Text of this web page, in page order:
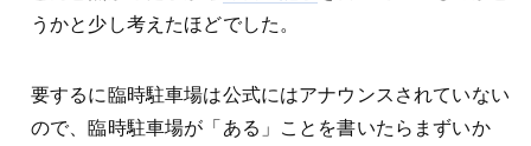
うかと少し考えたほどでした。
要するに臨時駐車場は公式にはアナウンスされていない
ので、臨時駐車場が「ある」ことを書いたらまずいか